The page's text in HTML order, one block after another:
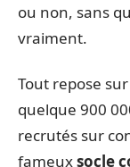
ou non, sans
vraiment.
Tout repose
quelque 900
recrutés sur
fameuxsocle